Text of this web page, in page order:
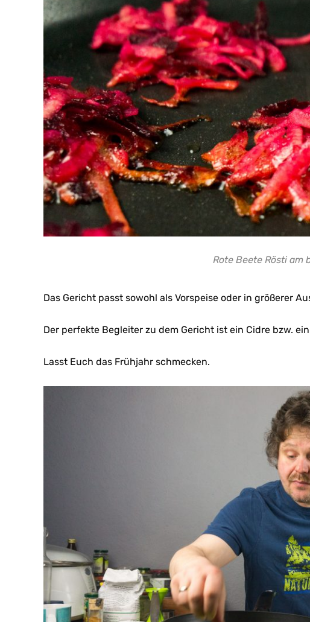
Rote Beete Rösti am
Das Gericht passt sowohl als Vorspeise oder in größerer
Der perfekte Begleiter zu dem Gericht ist ein Cidre bzw.
Lasst Euch das Frühjahr schmecken.